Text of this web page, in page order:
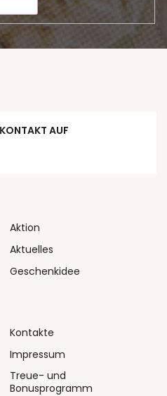
AUF
Aktion
Aktuelles
Geschenkidee
Kontakte
Impressum
Treue- und
Bonusprogramm